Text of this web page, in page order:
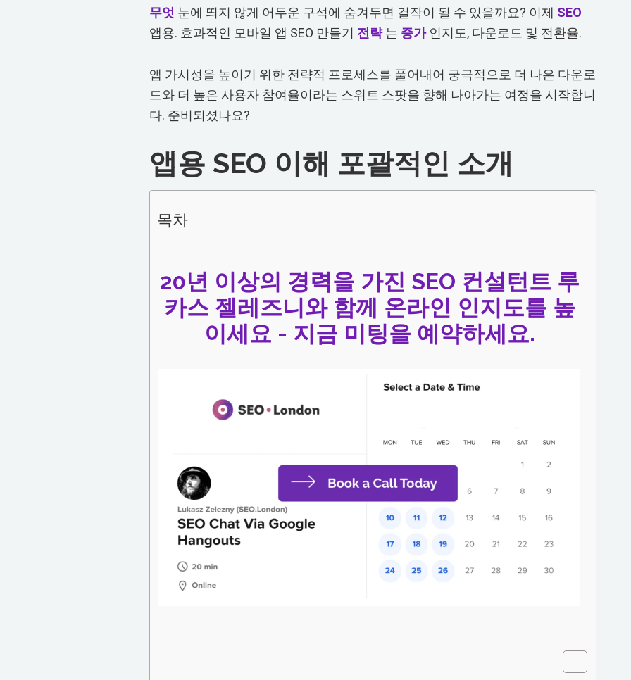
무엇 눈에 띄지 않게 어두운 구석에 숨겨두면 걸작이 될 수 있을까요? 이제 SEO
앱용. 효과적인 모바일 앱 SEO 만들기 전략는 증가인지도, 다운로드 및 전환율.
앱 가시성을 높이기 위한 전략적 프로세스를 풀어내어 궁극적으로 더 나은 다운로
드와 더 높은 사용자 참여율이라는 스위트 스팟을 향해 나아가는 여정을 시작합니
다. 준비되셨나요?
앱용 SEO 이해 포괄적인 소개
목차
20년 이상의 경력을 가진 SEO 컨설턴트 루
카스 젤레즈니와 함께 온라인 인지도를 높
이세요 - 지금 미팅을 예약하세요.